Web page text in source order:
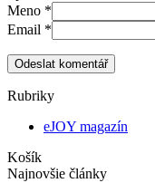
Meno *
Email *
Odeslat komentář
Rubriky
eJOY magazín
Košík
Najnovšie články